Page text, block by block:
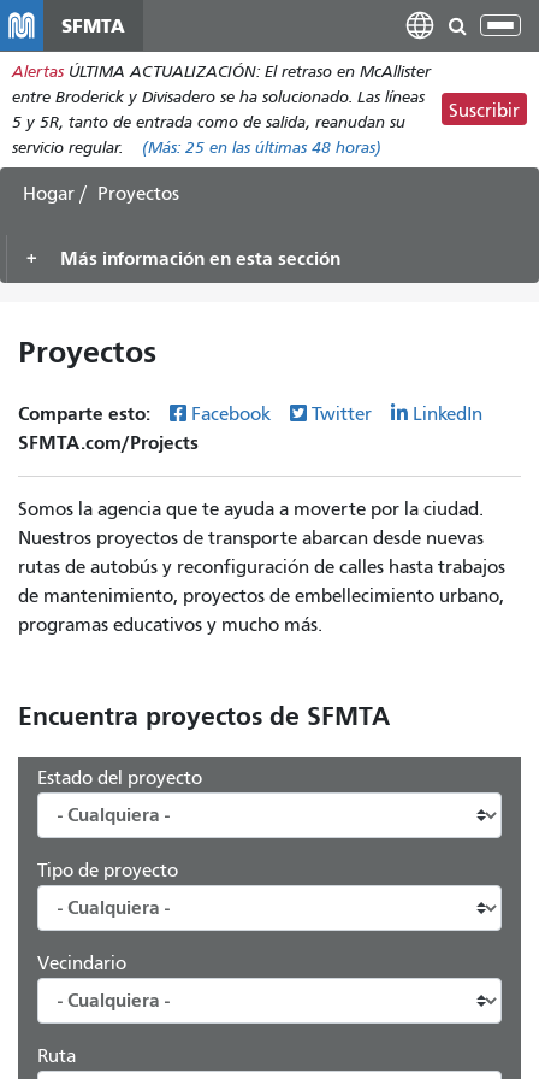
contenido
principal
SFMTA
Alertas ÚLTIMA ACTUALIZACIÓN: El retraso en McAllister
entre Broderick y Divisadero se ha solucionado. Las líneas
5 y 5R, tanto de entrada como de salida, reanudan su
servicio regular.
(Más: 25 en las últimas 48 horas)
Suscribir
Hogar Proyectos
Más información en esta sección
Proyectos
Comparte esto: Facebook Twitter LinkedIn
SFMTA.com/Projects
Somos la agencia que te ayuda a moverte por la ciudad.
Nuestros proyectos de transporte abarcan desde nuevas
rutas de autobús y reconfiguración de calles hasta trabajos
de mantenimiento, proyectos de embellecimiento urbano,
programas educativos y mucho más.
Encuentra proyectos de SFMTA
Estado del proyecto
Tipo de proyecto
Vecindario
Ruta